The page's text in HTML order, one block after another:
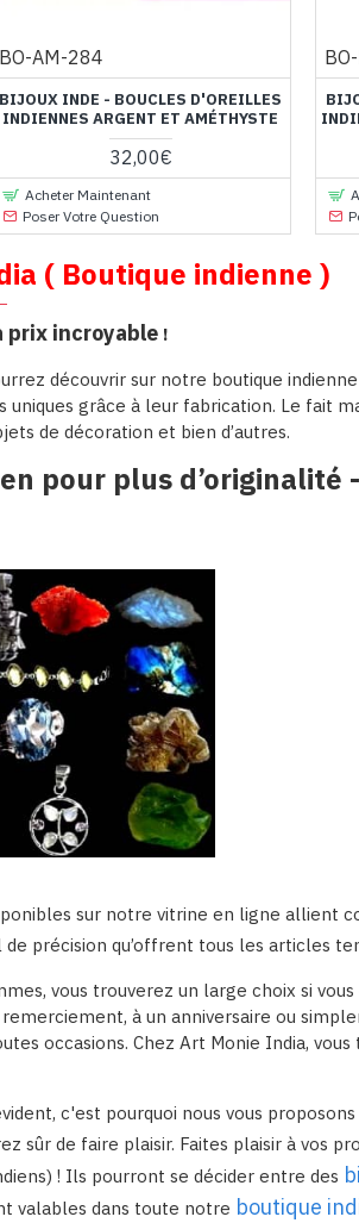
BO-AM-284
BIJOUX INDE - BOUCLES D'OREILLES
INDIENNES ARGENT ET AMÉTHYSTE
32,00€
Acheter Maintenant
Poser Votre Question
( Boutique indienne )
prix incroyable!
découvrir sur notre boutique
grâce à leur fabrication. Le fait
de décoration et bien d’autres.
pour plus d’originalité
sur notre vitrine en ligne allient
précision qu’offrent tous les articles
vous trouverez un large choix si
à un anniversaire ou
occasions. Chez Art Monie India,
c'est pourquoi nous vous
sûr de faire plaisir. Faites plaisir à vos
! Ils pourront se décider entre des
valables dans toute notre boutique